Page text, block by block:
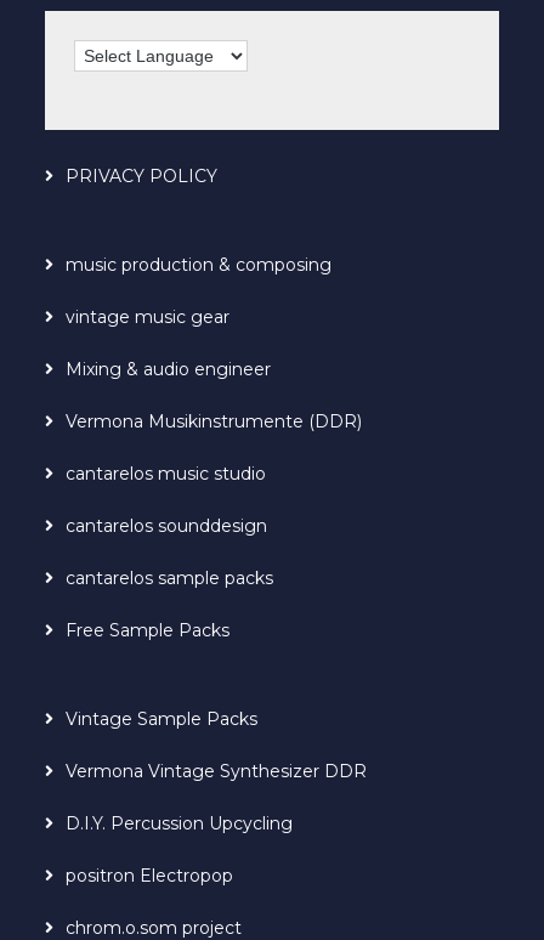
PRIVACY POLICY
music production & composing
vintage music gear
Mixing & audio engineer
Vermona Musikinstrumente (DDR)
cantarelos music studio
cantarelos sounddesign
cantarelos sample packs
Free Sample Packs
Vintage Sample Packs
Vermona Vintage Synthesizer DDR
D.I.Y. Percussion Upcycling
positron Electropop
chrom.o.som project